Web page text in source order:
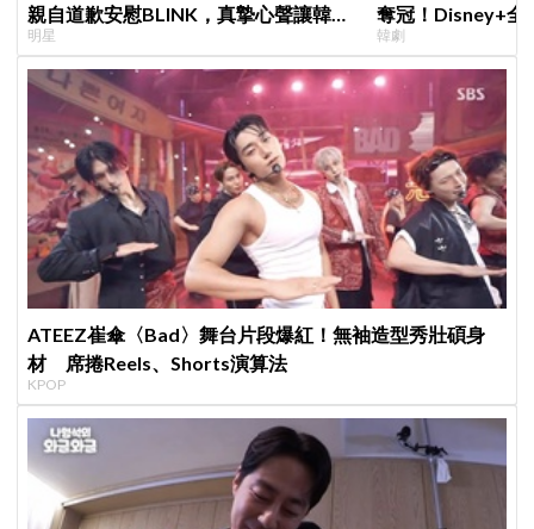
親自道歉安慰BLINK，真摯心聲讓韓網
直呼：「看了心裡好暖」
明星
奪冠！Disney+全
紀錄
韓劇
ATEEZ崔傘〈Bad〉舞台片段爆紅！無袖造型秀壯碩身
材 席捲Reels、Shorts演算法
KPOP